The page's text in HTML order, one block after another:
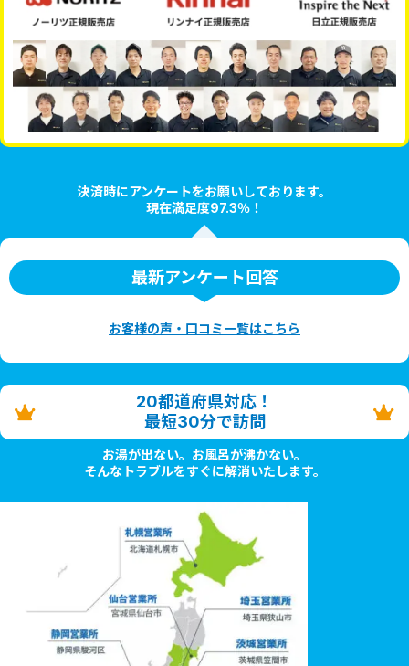
決済時にアンケートをお願いしております。
現在満足度97.3％！
最新アンケート回答
お客様の声・口コミ一覧はこちら
20都道府県対応！
最短30分で訪問
お湯が出ない。お風呂が沸かない。
そんなトラブルをすぐに解消いたします。